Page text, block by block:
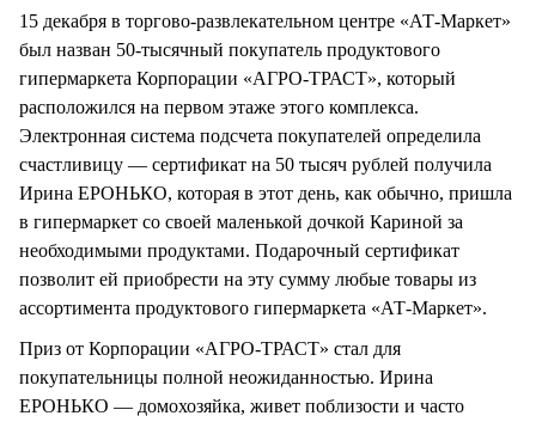
15 декабря в торгово-развлекательном центре «АТ-Маркет»
был назван 50-тысячный покупатель продуктового
гипермаркета Корпорации «АГРО-ТРАСТ», который
расположился на первом этаже этого комплекса.
Электронная система подсчета покупателей определила
счастливицу — сертификат на 50 тысяч рублей получила
Ирина ЕРОНЬКО, которая в этот день, как обычно, пришла
в гипермаркет со своей маленькой дочкой Кариной за
необходимыми продуктами. Подарочный сертификат
позволит ей приобрести на эту сумму любые товары из
ассортимента продуктового гипермаркета «АТ-Маркет».
Приз от Корпорации «АГРО-ТРАСТ» стал для
покупательницы полной неожиданностью. Ирина
ЕРОНЬКО — домохозяйка, живет поблизости и часто